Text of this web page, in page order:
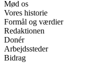
Mød os
Vores historie
Formål og værdier
Redaktionen
Donér
Arbejdssteder
Bidrag